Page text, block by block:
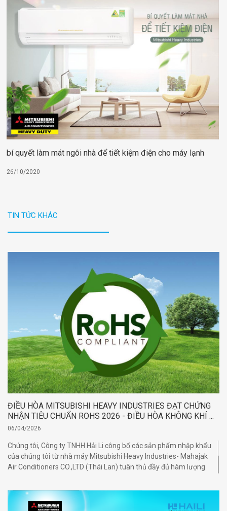
bí quyết làm mát ngôi nhà để tiết kiệm điện cho máy lạnh
26/10/2020
TIN TỨC KHÁC
ĐIỀU HÒA MITSUBISHI HEAVY INDUSTRIES ĐẠT CHỨNG
NHẬN TIÊU CHUẨN ROHS 2026 - ĐIỀU HÒA KHÔNG KHÍ ...
06/04/2026
Chúng tôi, Công ty TNHH Hải Li công bố các sản phẩm nhập khẩu
của chúng tôi từ nhà máy Mitsubishi Heavy Industries- Mahajak
Air Conditioners CO.,LTD (Thái Lan) tuân thủ đầy đủ hàm lượng
hàm lượng cho phép của một số hóa chất độc hại trong sản
phẩm điện, điện tử và Quyết định số 4693/QĐ-BCT ngày 16 tháng